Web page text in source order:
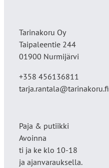
Tarinakoru Oy
Taipaleentie 244
01900 Nurmijärvi
+358 456136811
tarja.rantala@tarinakoru.fi
Paja & putiikki
Avoinna
ti ja ke klo 10-18
ja ajanvarauksella.